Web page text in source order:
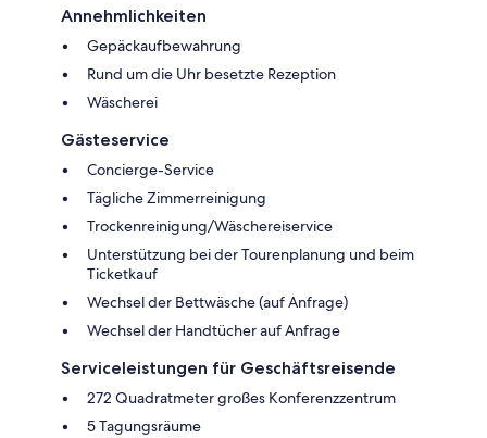
Annehmlichkeiten
Gepäckaufbewahrung
Rund um die Uhr besetzte Rezeption
Wäscherei
Gästeservice
Concierge-Service
Tägliche Zimmerreinigung
Trockenreinigung/Wäschereiservice
Unterstützung bei der Tourenplanung und beim
Ticketkauf
Wechsel der Bettwäsche (auf Anfrage)
Wechsel der Handtücher auf Anfrage
Serviceleistungen für Geschäftsreisende
272 Quadratmeter großes Konferenzzentrum
5 Tagungsräume